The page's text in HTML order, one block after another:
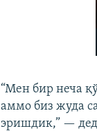
“Мен бир неча
аммо биз жуда
эришдик,” —